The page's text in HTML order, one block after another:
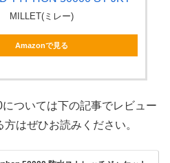
MILLET(ミレー)
Amazonで見る
ついては下の記事でレビュー
はぜひお読みください。